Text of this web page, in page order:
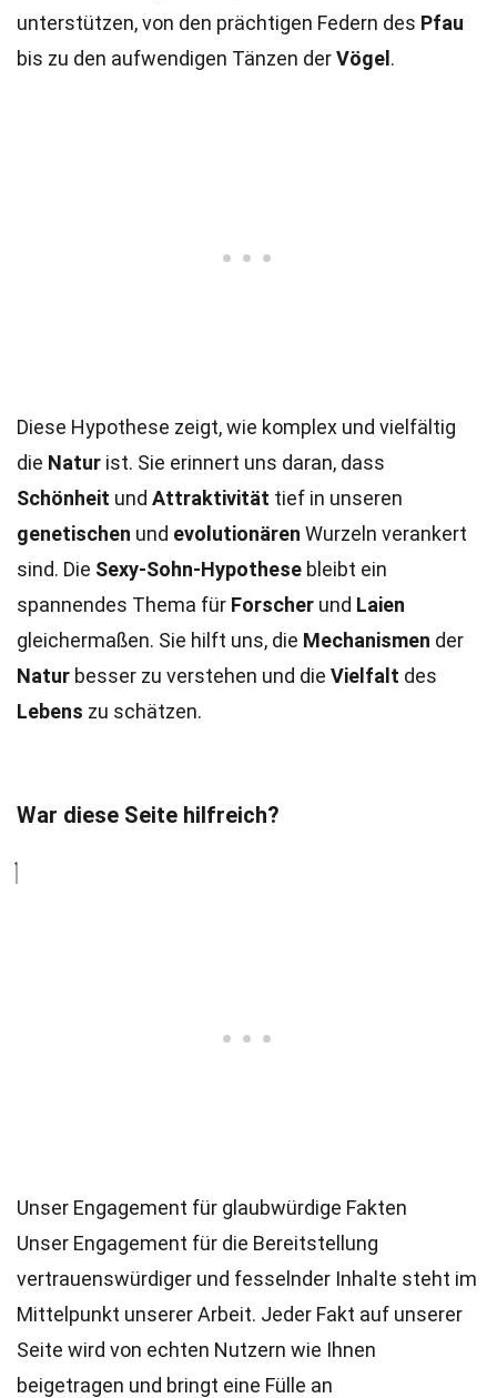
unterstützen, von den prächtigen Federn des Pfau
bis zu den aufwendigen Tänzen derVögel .
Diese Hypothese zeigt, wie komplex und vielfältig
die Natur ist. Sie erinnert uns daran, dass
Schönheit und Attraktivität tief in unseren
genetischen und evolutionären Wurzeln verankert
sind. Die Sexy-Sohn-Hypothese bleibt ein
spannendes Thema für Forscher und Laien
gleichermaßen. Sie hilft uns, die Mechanismen der
Natur besser zu verstehen und die Vielfalt des
Lebens zu schätzen.
War diese Seite hilfreich?
Unser Engagement für glaubwürdige Fakten
Unser Engagement für die Bereitstellung
vertrauenswürdiger und fesselnder Inhalte steht im
Mittelpunkt unserer Arbeit. Jeder Fakt auf unserer
Seite wird von echten Nutzern wie Ihnen
beigetragen und bringt eine Fülle an